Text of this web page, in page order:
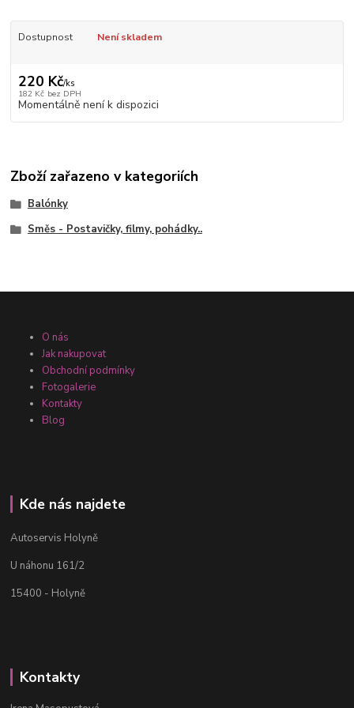
Dostupnost Není skladem
220 Kč/ks
182 Kč bez DPH
Momentálně není k dispozici
Zboží zařazeno v kategoriích
Balónky
Směs - Postavičky, filmy, pohádky..
O nás
Jak nakupovat
Obchodní podmínky
Fotogalerie
Kontakty
Blog
Kde nás najdete
Autoservis Holyně
U náhonu 161/2
15400 - Holyně
Kontakty